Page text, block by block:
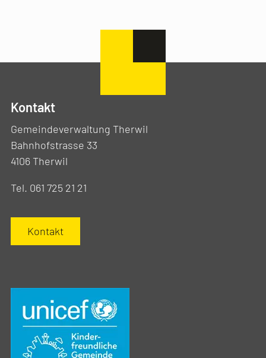
Kontakt
Gemeindeverwaltung Therwil
Bahnhofstrasse 33
4106 Therwil
Tel. 061 725 21 21
Kontakt